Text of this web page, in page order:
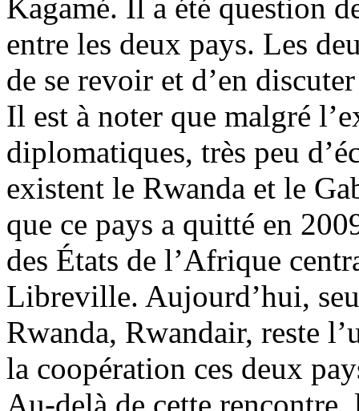
Kagamé. Il a été question
entre les deux pays. Les
de se revoir et d’en
Il est à noter que malgré
diplomatiques, très peu
existent le Rwanda et le
que ce pays a quitté en
des États de l’Afrique
Libreville. Aujourd’hui,
Rwanda, Rwandair, reste
la coopération ces deux
Au-delà de cette